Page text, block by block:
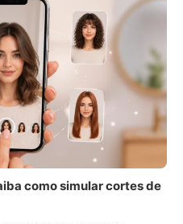
como simular cortes de